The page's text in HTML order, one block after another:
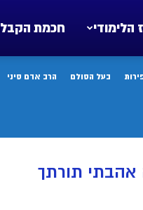
חכמת הלימודי
בעל הסולם הרב אדם סיני
תורתך